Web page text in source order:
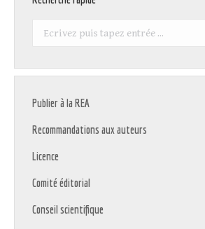
Recherche
Publier à la REA
Recommandations aux auteurs
Licence
Comité éditorial
Conseil scientifique